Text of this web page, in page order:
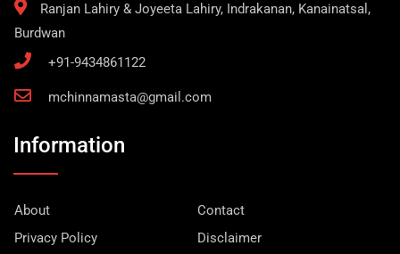
Ranjan Lahiry & Joyeeta Lahiry, Indrakanan, Kanainatsal,
Burdwan
+91-9434861122
mchinnamasta@gmail.com
Information
About
Contact
Privacy Policy
Disclaimer